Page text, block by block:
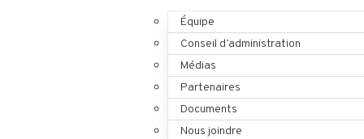
Équipe
Conseil d’administration
Médias
Partenaires
Documents
Nous joindre